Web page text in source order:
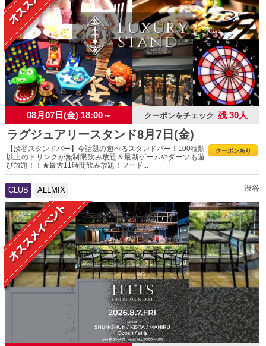
08月07日(金) 18:00～ クーポンをチェック 残 30人
ラグジュアリースタンド8月7日(金)
クーポンあり
【渋谷スタンドバー】今話題の遊べるスタンドバー！100種類
以上のドリンクが無制限飲み放題＆最新ゲームやダーツも遊
び放題！！★最大11時間飲み放題！フード...
CLUB ALLMIX 渋谷